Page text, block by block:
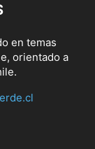
en temas
orientado a